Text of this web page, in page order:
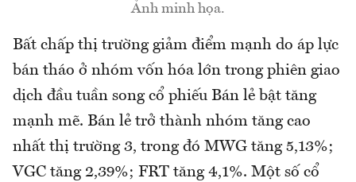
Ảnh minh họa.
Bất chấp thị trường giảm điểm mạnh do áp lực
bán tháo ở nhóm vốn hóa lớn trong phiên giao
dịch đầu tuần song cổ phiếu Bán lẻ bật tăng
mạnh mẽ. Bán lẻ trở thành nhóm tăng cao
nhất thị trường 3, trong đó MWG tăng 5,13%;
VGC tăng 2,39%; FRT tăng 4,1%. Một số cổ